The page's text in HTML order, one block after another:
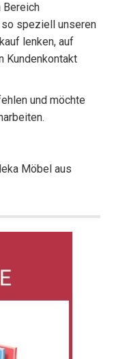
Bereich
so speziell unseren
lenken, auf
Kundenkontakt
und möchte
Möbel aus